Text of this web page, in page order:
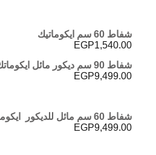
شفاط 60 سم ايكوماتيك
EGP1,540.00
شفاط 90 سم ديكور مائل ايكوماتك
EGP9,499.00
شفاط 60 سم مائل للديكور ايكوماتك
EGP9,499.00